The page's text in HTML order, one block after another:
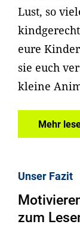
Lust, so
eure
sie euch
kleine
Mehr
Unser Fazit
zum